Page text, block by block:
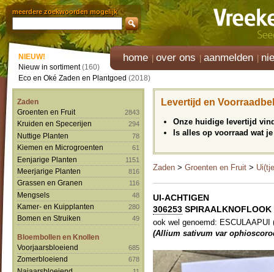
meerdere zoekwoorden mogelijk
home over ons aanmelden
NIEUW!
Nieuw in sortiment(160)
Eco en Oké Zaden en Plantgoed (2018)
Zaden
Groenten en Fruit
2843
Kruiden en Specerijen 294
Nuttige Planten 78
Kiemen en Microgroenten 61
Eenjarige Planten 1151
Meerjarige Planten 816
Grassen en Granen 116
Mengsels 48
Kamer- en Kuipplanten 280
Bomen en Struiken 49
Bloembollen en Knollen
Voorjaarsbloeiend
685
Zomerbloeiend 678
Levertijd en
Onze huidige levertijd
Is alles op voorraad wat
Zaden > Groenten en Fruit >
UI-ACHTIGEN
306253 SPIRAALKNOFLOOK
ook wel genoemd:
(Allium sativum var